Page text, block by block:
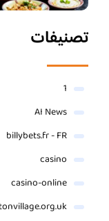
تصنيفات
1
AI News
billybets.fr - FR
casino
casino-online